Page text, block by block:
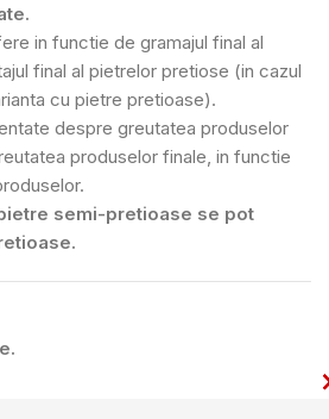
in functie de gramajul final al
final al pietrelor pretiose (in cazul
cu pietre pretioase).
despre greutatea produselor
produselor finale, in functie
semi-pretioase se pot